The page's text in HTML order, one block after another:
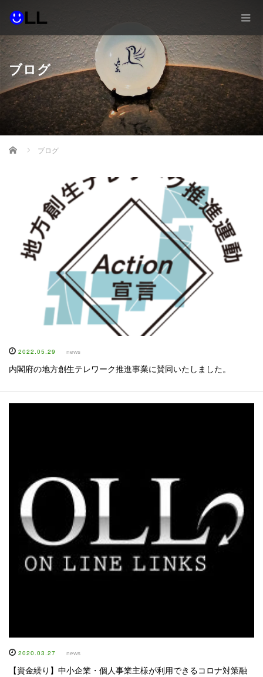
ブログ
Home ブログ
2022.05.29 news
内閣府の地方創生テレワーク推進事業に賛同いたしました。
2020.03.27 news
【資金繰り】中小企業・個人事業主様が利用できるコロナ対策融